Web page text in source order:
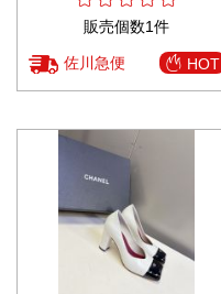
販売個数1件
佐川急便 HOT